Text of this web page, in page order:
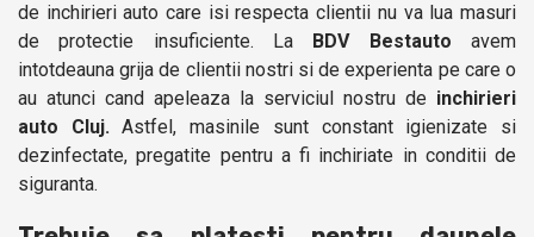
de inchirieri auto care isi respecta clientii nu va lua masuri
de protectie insuficiente. La BDV Bestauto avem
intotdeauna grija de clientii nostri si de experienta pe care o
au atunci cand apeleaza la serviciul nostru de inchirieri
auto Cluj.Astfel, masinile sunt constant igienizate si
dezinfectate, pregatite pentru a fi inchiriate in conditii de
siguranta.